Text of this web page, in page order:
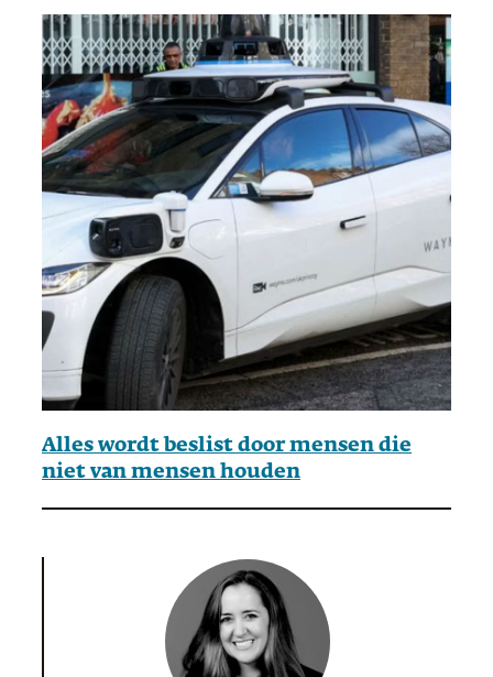
Alles wordt beslist door mensen die
niet van mensen houden